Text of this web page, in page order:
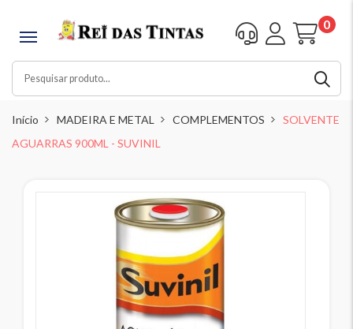
0
Início MADEIRA E METAL COMPLEMENTOS
SOLVENTE
AGUARRAS 900ML - SUVINIL